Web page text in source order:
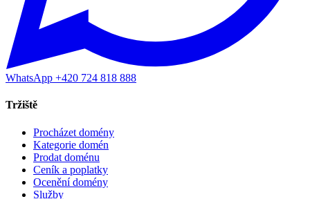
WhatsApp +420 724 818 888
Tržiště
Procházet domény
Kategorie domén
Prodat doménu
Ceník a poplatky
Ocenění domény
Služby